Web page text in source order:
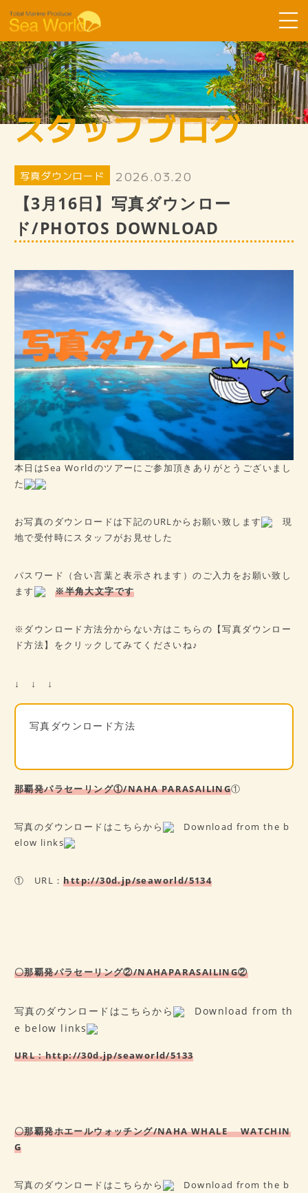
Sea Worldについて
コース紹介
ツアーの流れ
お客様の声
SDGsへ取り組み
スタッフ紹介
スタッフブログ
病歴チェックシート
★ご予約はこちら★
会社概要
アクセス
スタッフブログ
写真ダウンロード 2026.03.20
【3月16日】写真ダウンロー
ド/PHOTOS DOWNLOAD
本日はSea Worldのツアーにご参加頂きありがとうございまし
た
お写真のダウンロードは下記のURLからお願い致します
現
地で受付時にスタッフがお見せした
パスワード（合い言葉と表示されます）のご入力をお願い致し
ます
※半角大文字です
※ダウンロード方法分からない方はこちらの【写真ダウンロー
ド方法】をクリックしてみてくださいね♪
↓ ↓ ↓
写真ダウンロード方法
那覇発パラセーリング①/NAHA PARASAILING①
写真のダウンロードはこちらから
Download from the b
elow links
① URL：http://30d.jp/seaworld/5134
〇那覇発パラセーリング②/NAHAPARASAILING②
写真のダウンロードはこちらから
Download from th
e below links
URL：http://30d.jp/seaworld/5133
〇那覇発ホエールウォッチング/NAHA WHALE WATCHIN
G
写真のダウンロードはこちらから
Download from the b